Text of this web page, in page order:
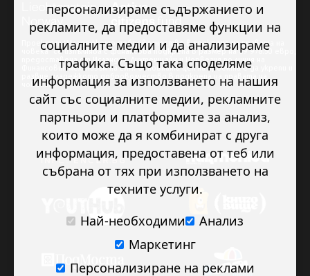
Проектът “Младежкото доброволчество в подкрепа на правата на
човека” се изпълнява с финансова подкрепа в размер на 89 978.50 евро,
предоставена от Исландия, Лихтенщайн и Норвегия по линия на
Финансовия механизъм на ЕИП. Основната цел на проекта е да укрепи и
развие младежкото доброволчество в подкрепа на правата на
човека.
персонализираме съдържанието и
рекламите, да предоставяме функции на
социалните медии и да анализираме
трафика. Също така споделяме
информация за използването на нашия
сайт със социалните медии, рекламните
партньори и платформите за анализ,
които може да я комбинират с друга
информация, предоставена от теб или
събрана от тях при използването на
техните услуги.
Най-необходими
Анализ
Маркетинг
Персонализиране на реклами